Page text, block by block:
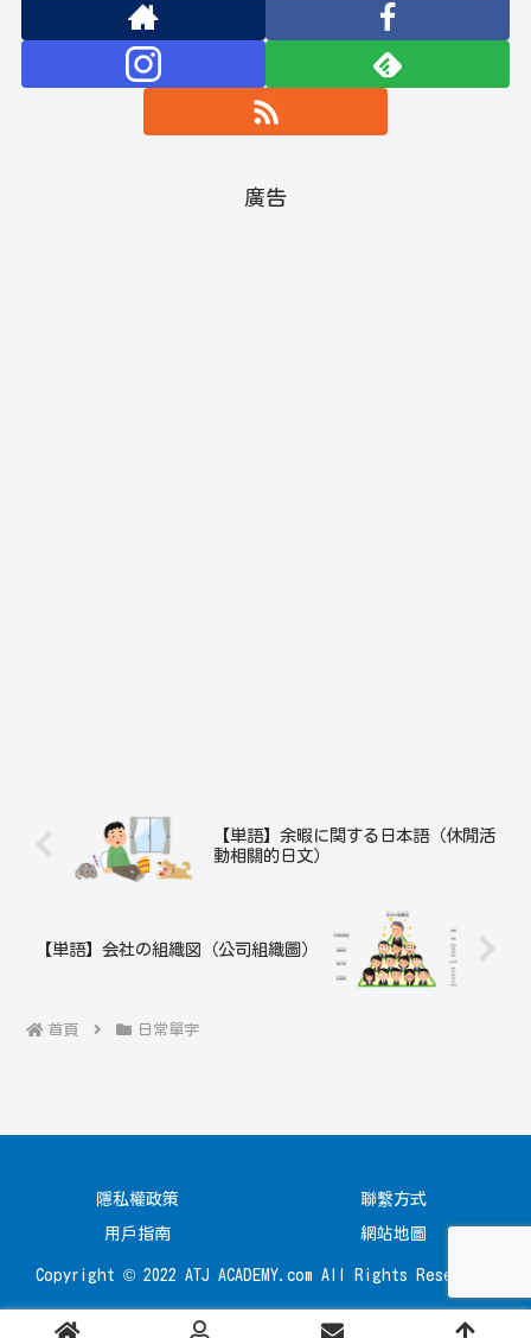
廣告
【単語】余暇に関する日本語（休閒活
動相關的日文）
【単語】会社の組織図（公司組織圖）
首頁 日常單字
隱私權政策 聯繫方式
用戶指南 網站地圖
Copyright © 2022 ATJ ACADEMY.com All Rights Reserved.